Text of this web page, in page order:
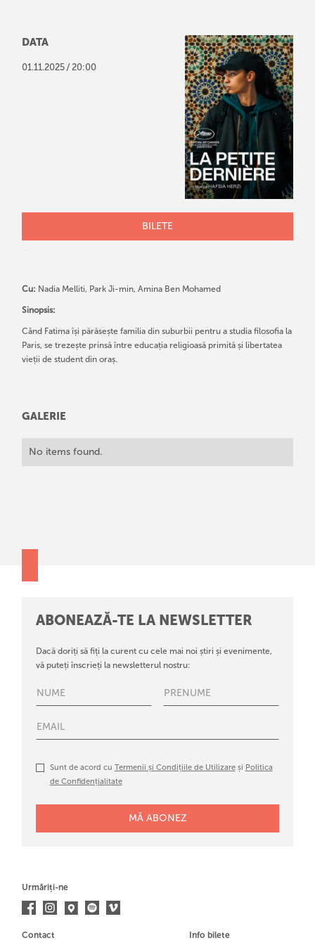
DATA
01 .11 .2025 / 20:00
BILETE
Cu: Nadia Melliti, Park Ji-min, Amina Ben Mohamed
Sinopsis:
Când Fatima își părăsește familia din suburbii pentru a studia filosofia la
Paris, se trezește prinsă între educația religioasă primită și libertatea
vieții de student din oraș.
GALERIE
No items found.
ABONEAZĂ-TE LA NEWSLETTER
Dacă doriți să fiți la curent cu cele mai noi știri și evenimente,
vă puteți înscrieți la newsletterul nostru:
Sunt de acord cu Termenii și Condițiile de Utilizareși Politica
de Confidențialitate
Urmăriți-ne
Contact Info bilete